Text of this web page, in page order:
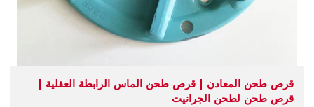
قرص طحن المعادن | قرص طحن الماس الرابطة العقلية |
قرص طحن لطحن الجرانيت